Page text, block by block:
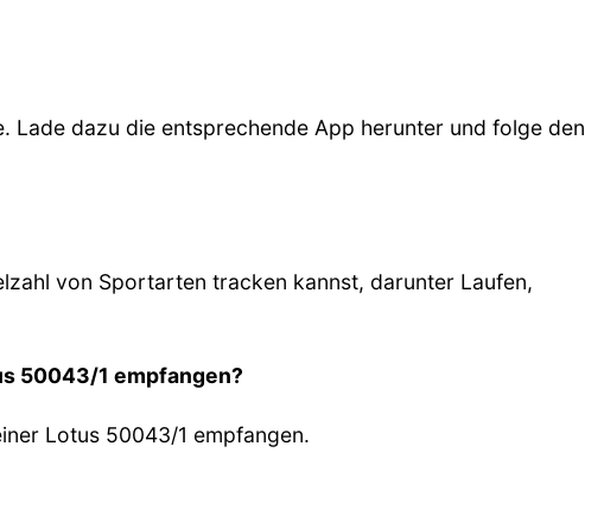
dazu die entsprechende App herunter und folge den
von Sportarten tracken kannst, darunter Laufen,
50043/1 empfangen?
Lotus 50043/1 empfangen.